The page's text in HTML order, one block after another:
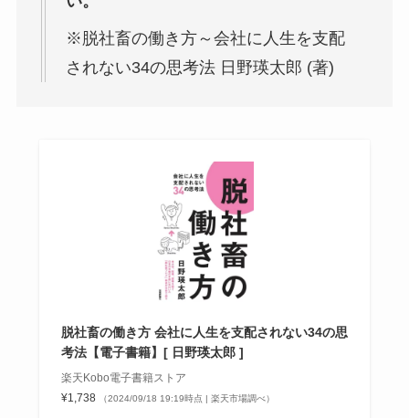
※脱社畜の働き方～会社に人生を支配
されない34の思考法 日野瑛太郎 (著)
脱社畜の働き方 会社に人生を支配されない34の思
考法【電子書籍】[ 日野瑛太郎 ]
楽天Kobo電子書籍ストア
¥1,738
（2024/09/18 19:19時点 | 楽天市場調べ）